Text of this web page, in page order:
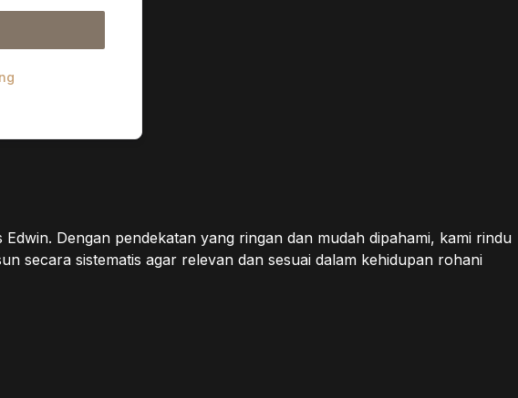
Dengan pendekatan yang ringan dan mudah dipahami, kami rindu
secara sistematis agar relevan dan sesuai dalam kehidupan rohani